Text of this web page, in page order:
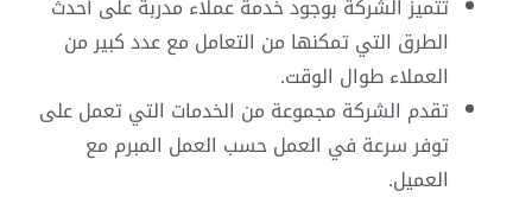
تتميز الشركة بوجود خدمة عملاء مدربة على أحدث
الطرق التي تمكنها من التعامل مع عدد كبير من
العملاء طوال الوقت.
تقدم الشركة مجموعة من الخدمات التي تعمل على
توفر سرعة في العمل حسب العمل المبرم مع
العميل.